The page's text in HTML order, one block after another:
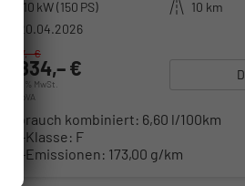
110 kW (150 PS) Kilometerstand 10 km
20.04.2026
71.834,– €
incl. 20% MwSt.
inkl. NoVA
75.017,– €
Verbrauch kombiniert: 6,60 l/100km
-Klasse: F
-Emissionen: 173,00 g/km